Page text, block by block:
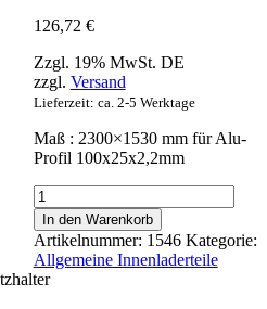
126,72 €
Zzgl. 19% MwSt. DE
zzgl. Versand
Lieferzeit: ca. 2-5 Werktage
Maß : 2300×1530 mm für Alu-
Profil 100x25x2,2mm
Einlegeplane
blau
6
Laschen
für
Alu-
In den Warenkorb
Artikelnummer: 1546 Kategorie:
Allgemeine Innenladerteile